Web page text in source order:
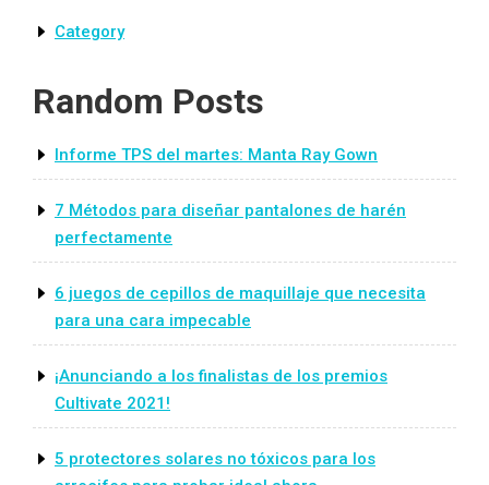
Category
Random Posts
Informe TPS del martes: Manta Ray Gown
7 Métodos para diseñar pantalones de harén
perfectamente
6 juegos de cepillos de maquillaje que necesita
para una cara impecable
¡Anunciando a los finalistas de los premios
Cultivate 2021!
5 protectores solares no tóxicos para los